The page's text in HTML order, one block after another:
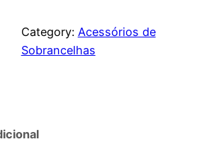
Category: Acessórios de
Sobrancelhas